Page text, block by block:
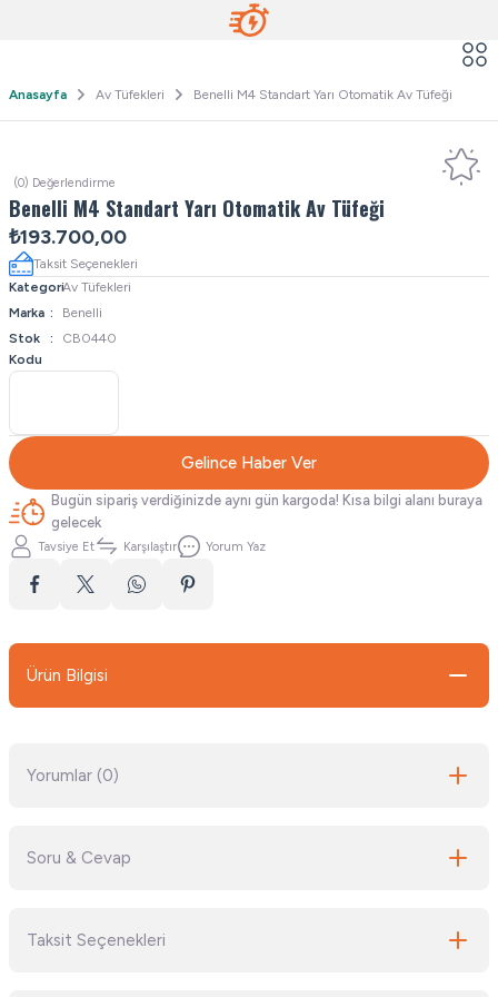
Anasayfa Av Tüfekleri Benelli M4 Standart Yarı Otomatik Av Tüfeği
(0) Değerlendirme
Benelli M4 Standart Yarı Otomatik Av Tüfeği
₺193.700,00
Taksit Seçenekleri
KategoriAv Tüfekleri
Marka
Benelli
Stok
Kodu
CB0440
Gelince Haber Ver
Bugün sipariş verdiğinizde aynı gün kargoda! Kısa bilgi alanı buraya
gelecek
Tavsiye Et Karşılaştır Yorum Yaz
Ürün Bilgisi
Yorumlar (0)
Soru & Cevap
Taksit Seçenekleri